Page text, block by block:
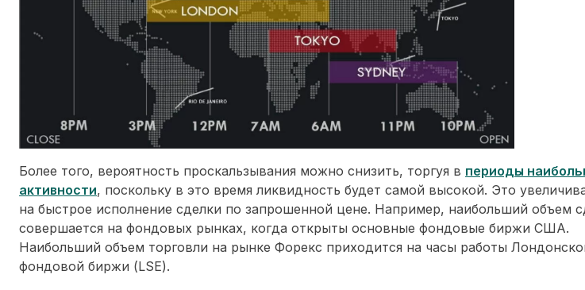
Более того, вероятность проскальзывания можно снизить, торгуя в периоды
активности, поскольку в это время ликвидность будет самой высокой. Это
на быстрое исполнение сделки по запрошенной цене. Например, наибольший объем
совершается на фондовых рынках, когда открыты основные фондовые биржи США.
Наибольший объем торговли на рынке Форекс приходится на часы работы
фондовой биржи (LSE).